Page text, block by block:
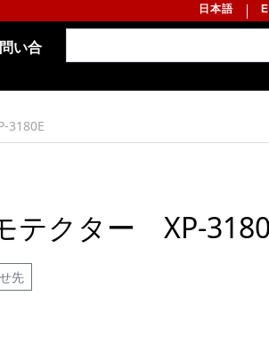
日本語
い合
3180E
テクター XP-
先